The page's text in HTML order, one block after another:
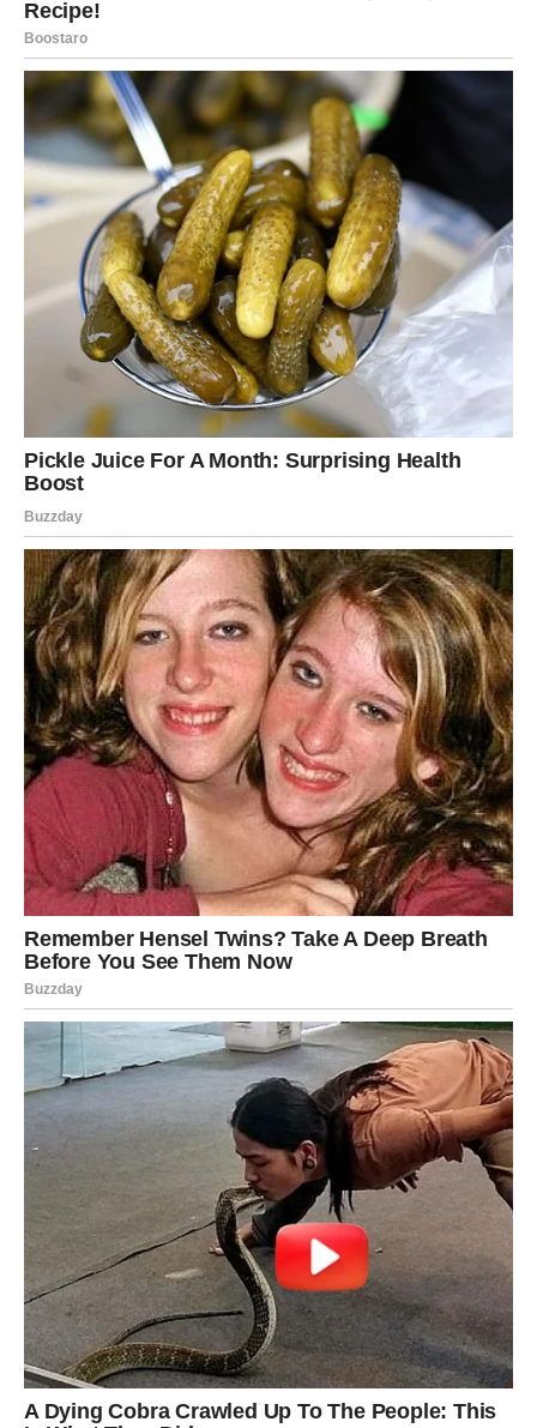
budućnost – sve to čini jedan neverovatan niz okolnosti
koji će obeležiti naredni period.